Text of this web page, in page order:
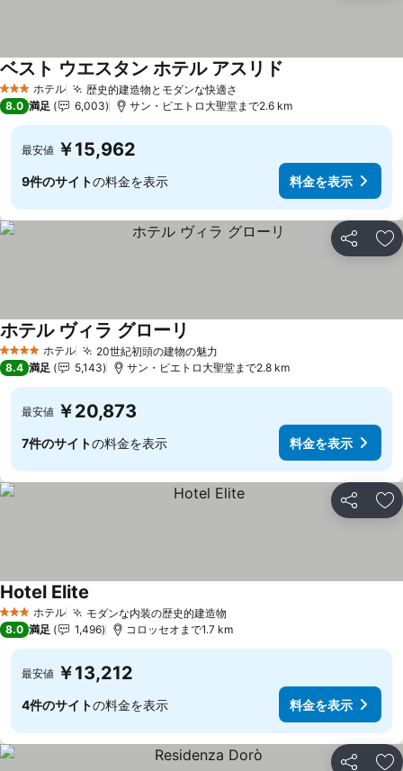
3 ホテルのランク
ホテル 歴史的建造物とモダンな快適さ
ベスト ウエスタン ホテル アスリド
8.0 満足 6,003 サン・ピエトロ大聖堂まで2.6 km
最安値 ￥15,962
9件のサイトの料金を表示 料金を表示
シェア お
4 ホテルのランク
ホテル 20世紀初頭の建物の魅力
ホテル ヴィラ グローリ
8.4 満足 5,143 サン・ピエトロ大聖堂まで2.8 km
最安値 ￥20,873
7件のサイトの料金を表示 料金を表示
シェア お
3 ホテルのランク
ホテル モダンな内装の歴史的建造物
Hotel Elite
8.0 満足 1,496 コロッセオまで1.7 km
最安値 ￥13,212
4件のサイトの料金を表示 料金を表示